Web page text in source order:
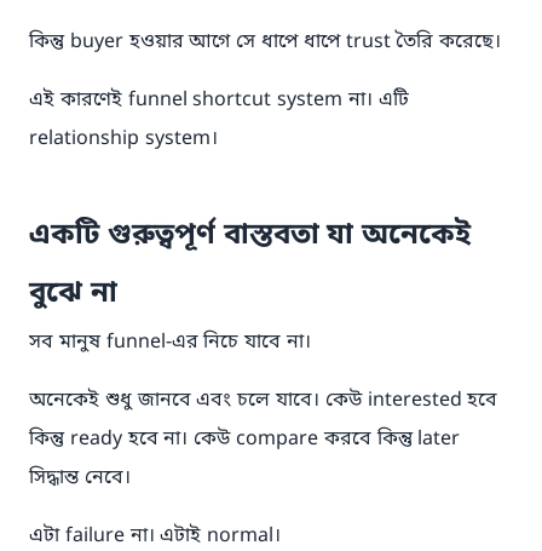
কিন্তু buyer হওয়ার আগে সে ধাপে ধাপে trust তৈরি করেছে।
এই কারণেই funnel shortcut system না। এটি
relationship system।
একটি গুরুত্বপূর্ণ বাস্তবতা যা অনেকেই
বুঝে না
সব মানুষ funnel-এর নিচে যাবে না।
অনেকেই শুধু জানবে এবং চলে যাবে। কেউ interested হবে
কিন্তু ready হবে না। কেউ compare করবে কিন্তু later
সিদ্ধান্ত নেবে।
এটা failure না। এটাই normal।